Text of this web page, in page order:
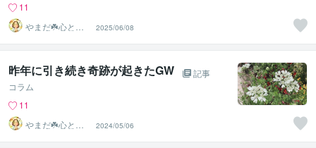
11
やまだ☘️心と頭
がスッキリ整う
サロン
2025/06/08
昨年に引き続き奇跡が起きたGW
記事
コラム
11
やまだ☘️心と頭
がスッキリ整う
サロン
2024/05/06